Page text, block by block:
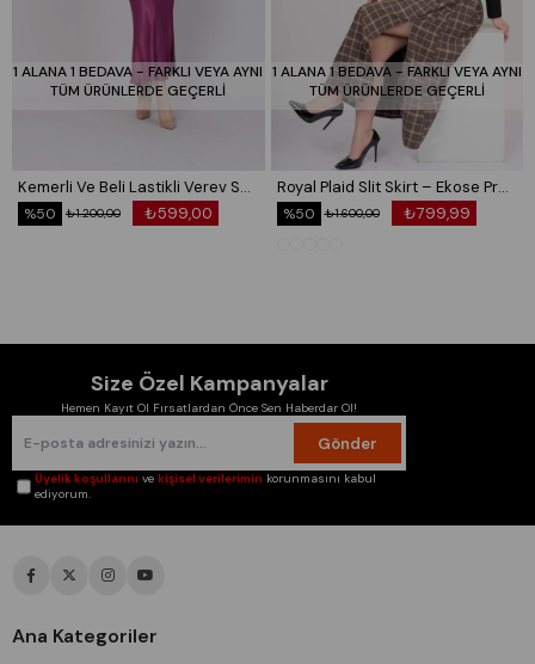
1 ALANA 1 BEDAVA - FARKLI VEYA AYNI
TÜM ÜRÜNLERDE GEÇERLİ
Kemerli Ve Beli Lastikli Verev Saten Etek 6791
₺599,00
₺1.200,00
%50
1 ALANA 1 BEDAVA - FARKLI VEYA AYNI
TÜM ÜRÜNLERDE GEÇERLİ
Royal Plaid Slit Skirt – Ekose Premium Maxi Etek 6831
₺799,99
₺1.600,00
%50
Size Özel Kampanyalar
Hemen Kayıt Ol Fırsatlardan Önce Sen Haberdar Ol!
Gönder
Üyelik koşullarını vekişisel verilerimin korunmasını kabul
ediyorum.
Ana Kategoriler